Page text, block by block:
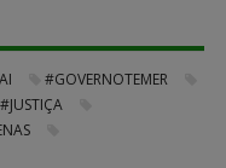
#GOVERNOTEMER
#JUSTIÇA